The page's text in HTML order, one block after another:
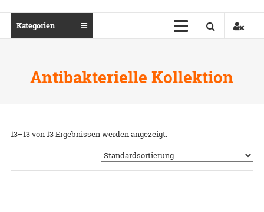
Kategorien
Antibakterielle Kollektion
13–13 von 13 Ergebnissen werden angezeigt.